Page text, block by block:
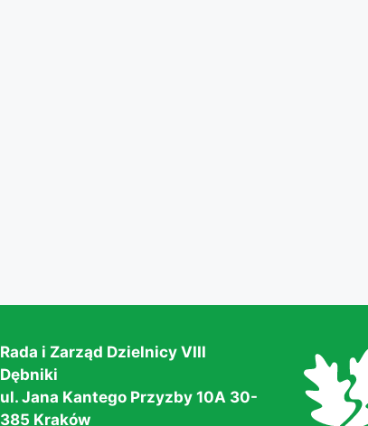
Rada i Zarząd Dzielnicy VIII
Dębniki
ul. Jana Kantego Przyzby 10A 30-
385 Kraków